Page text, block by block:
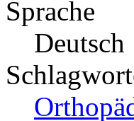
Sprache
Deutsch